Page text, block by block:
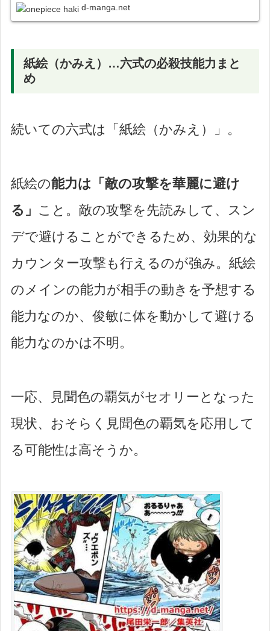
い稲妻】
d-manga.net
紙絵（かみえ）…六式の必殺技能力まと
め
続いての六式は「紙絵（かみえ）」。
紙絵の能力は「敵の攻撃を華麗に避け
る」 こと。敵の攻撃を先読みして、スン
デで避けることができるため、効果的な
カウンター攻撃も行えるのが強み。紙絵
のメインの能力が相手の動きを予想する
能力なのか、俊敏に体を動かして避ける
能力なのかは不明。
一応、見聞色の覇気がセオリーとなった
現状、おそらく見聞色の覇気を応用して
る可能性は高そうか。